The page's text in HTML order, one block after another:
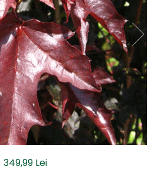
349,99 Lei